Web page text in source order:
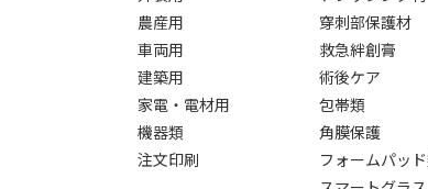
農産用
車両用
建築用
家電・電材用
機器類
注文印刷
穿刺部保護材
救急絆創膏
術後ケア
包帯類
角膜保護
フォームパッ